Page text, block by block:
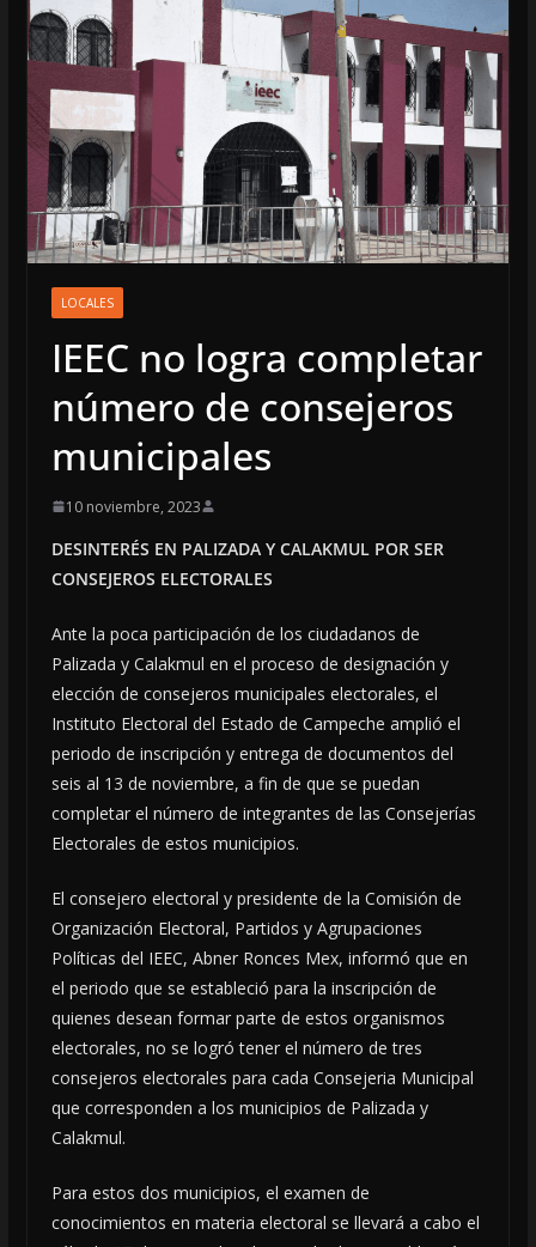
LOCALES
IEEC no logra completar
número de consejeros
municipales
10 noviembre, 2023
DESINTERÉS EN PALIZADA Y CALAKMUL POR SER
CONSEJEROS ELECTORALES
Ante la poca participación de los ciudadanos de
Palizada y Calakmul en el proceso de designación y
elección de consejeros municipales electorales, el
Instituto Electoral del Estado de Campeche amplió el
periodo de inscripción y entrega de documentos del
seis al 13 de noviembre, a fin de que se puedan
completar el número de integrantes de las Consejerías
Electorales de estos municipios.
El consejero electoral y presidente de la Comisión de
Organización Electoral, Partidos y Agrupaciones
Políticas del IEEC, Abner Ronces Mex, informó que en
el periodo que se estableció para la inscripción de
quienes desean formar parte de estos organismos
electorales, no se logró tener el número de tres
consejeros electorales para cada Consejeria Municipal
que corresponden a los municipios de Palizada y
Calakmul.
Para estos dos municipios, el examen de
conocimientos en materia electoral se llevará a cabo el